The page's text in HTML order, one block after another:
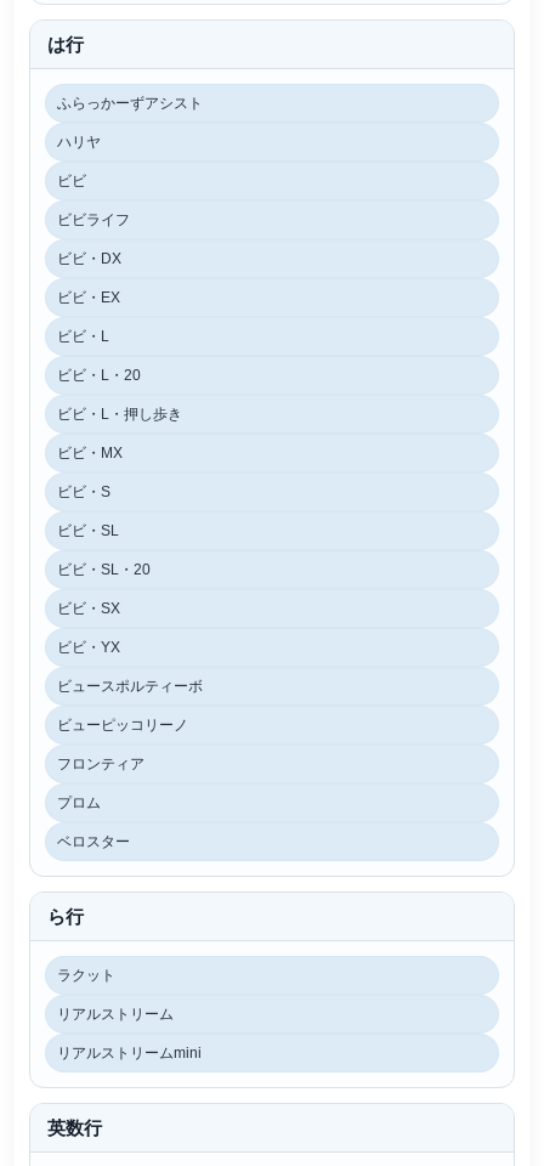
は行
ふらっかーずアシスト
ハリヤ
ビビ
ビビライフ
ビビ・DX
ビビ・EX
ビビ・L
ビビ・L・20
ビビ・L・押し歩き
ビビ・MX
ビビ・S
ビビ・SL
ビビ・SL・20
ビビ・SX
ビビ・YX
ビュースポルティーボ
ビューピッコリーノ
フロンティア
プロム
ベロスター
ら行
ラクット
リアルストリーム
リアルストリームmini
英数行